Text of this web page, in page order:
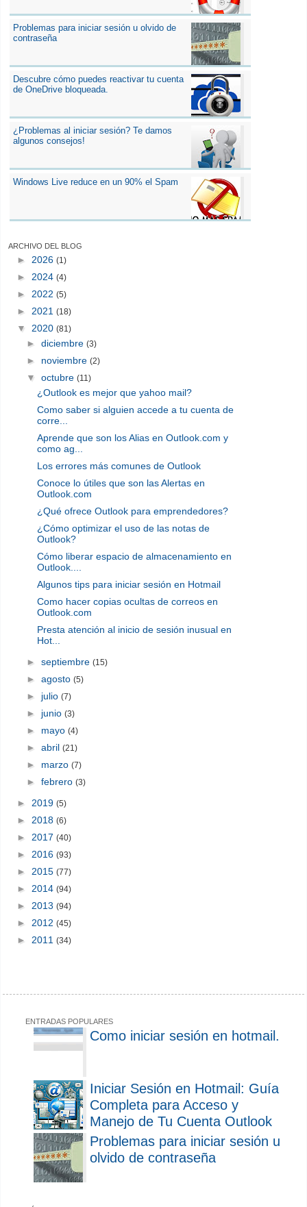
Problemas para iniciar sesión u olvido de
contraseña
Descubre cómo puedes reactivar tu cuenta
de OneDrive bloqueada.
¿Problemas al iniciar sesión? Te damos
algunos consejos!
Windows Live reduce en un 90% el Spam
ARCHIVO DEL BLOG
► 2026 (1)
► 2024 (4)
► 2022 (5)
► 2021 (18)
▼ 2020 (81)
►diciembre(3)
► noviembre(2)
▼octubre(11)
¿Outlook es mejor que yahoo mail?
Como saber si alguien accede a tu cuenta de
corre...
Aprende que son los Alias en Outlook.com y
como ag...
Los errores más comunes de Outlook
Conoce lo útiles que son las Alertas en
Outlook.com
¿Qué ofrece Outlook para emprendedores?
¿Cómo optimizar el uso de las notas de
Outlook?
Cómo liberar espacio de almacenamiento en
Outlook....
Algunos tips para iniciar sesión en Hotmail
Como hacer copias ocultas de correos en
Outlook.com
Presta atención al inicio de sesión inusual en
Hot...
►septiembre(15)
►agosto(5)
► julio(7)
► junio(3)
► mayo(4)
►abril(21)
► marzo(7)
►febrero(3)
► 2019 (5)
► 2018 (6)
► 2017 (40)
► 2016 (93)
► 2015 (77)
► 2014 (94)
► 2013 (94)
► 2012 (45)
► 2011 (34)
ENTRADAS POPULARES
Como iniciar sesión en hotmail.
Iniciar Sesión en Hotmail: Guía
Completa para Acceso y
Manejo de Tu Cuenta Outlook
Problemas para iniciar sesión u
olvido de contraseña